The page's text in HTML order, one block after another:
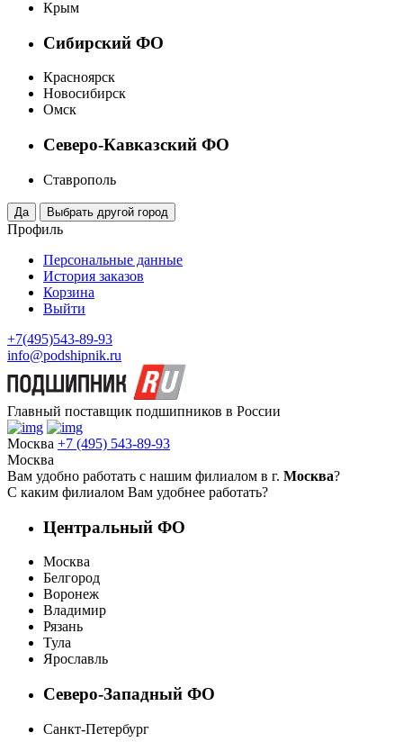
Крым
Сибирский ФО
Красноярск
Новосибирск
Омск
Северо-Кавказский ФО
Ставрополь
Профиль
Персональные данные
История заказов
Корзина
Выйти
+7(495)543-89-93
info@podshipnik.ru
Главный поставщик подшипников в России
Москва +7 (495) 543-89-93
Москва
Вам удобно работать с нашим филиалом в г. Москва?
С каким филиалом Вам удобнее работать?
Центральный ФО
Москва
Белгород
Воронеж
Владимир
Рязань
Тула
Ярославль
Северо-Западный ФО
Санкт-Петербург